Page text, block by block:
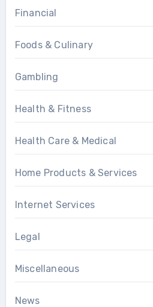
Financial
Foods & Culinary
Gambling
Health & Fitness
Health Care & Medical
Home Products & Services
Internet Services
Legal
Miscellaneous
News